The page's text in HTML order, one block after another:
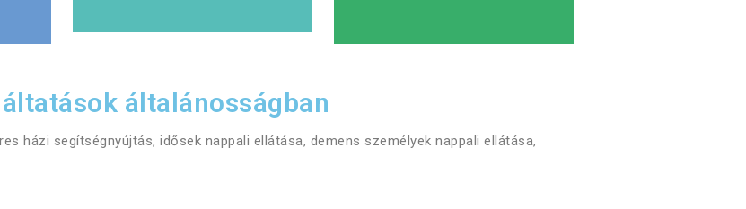
általánosságban
házi segítségnyújtás, idősek nappali ellátása, demens személyek nappali ellátása,